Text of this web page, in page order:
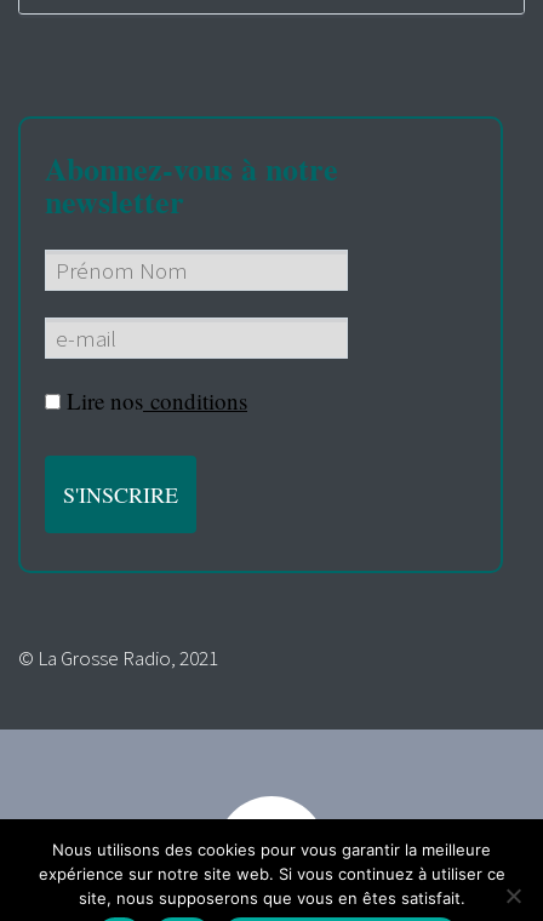
Abonnez-vous à notre
newsletter
Lire nos conditions
© La Grosse Radio, 2021
Nous utilisons des cookies pour vous garantir la meilleure
expérience sur notre site web. Si vous continuez à utiliser ce
site, nous supposerons que vous en êtes satisfait.